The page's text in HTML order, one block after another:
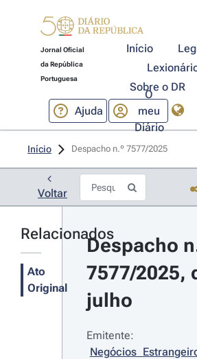
Jornal Oficial
da República
Portuguesa
Início
Sobre o DR
Ajuda
O
meu
Diário
Início Despacho n.º 7577/2025
Voltar
Relacionados
Ato
Original
Despacho
7577/2025,
julho
Emitente:
Negócios